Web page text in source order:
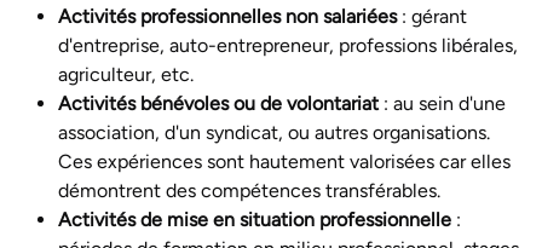
Activités professionnelles non salariées: gérant
d'entreprise, auto-entrepreneur, professions libérales,
agriculteur, etc.
Activités bénévoles ou de volontariat: au sein d'une
association, d'un syndicat, ou autres organisations.
Ces expériences sont hautement valorisées car elles
démontrent des compétences transférables.
Activités de mise en situation professionnelle :